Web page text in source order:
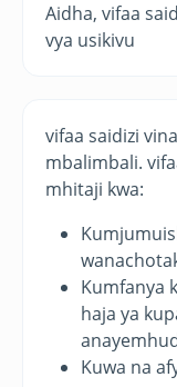
Aidha, vifaa
vya usikivu
vifaa saidizi
mbalimbali.
mhitaji kwa:
Kumfanya
haja ya
Kuwa na